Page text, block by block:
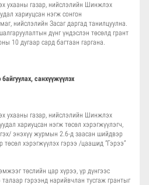
ухааны газар, нийслэлийн Шинжлэх
хариуцсан нэгж сонгон
нийслэлийн Засаг даргад танилцуулна.
дүнг үндэслэн төсөлд грант
10 дугаар сард багтаан гаргана.
санхүүжүүлэх
ухааны газар, нийслэлийн Шинжлэх
хариуцсан нэгж төсөл хэрэгжүүлэгч,
гэх/ энэхүү журмын 2.6-д заасан шийдвэр
төсөл хэрэгжүүлэх гэрээ /цаашид “Гэрээ”
төслийн цар хүрээ, үр дүнгээс
гэрээнд нарийвчлан тусгаж грантыг